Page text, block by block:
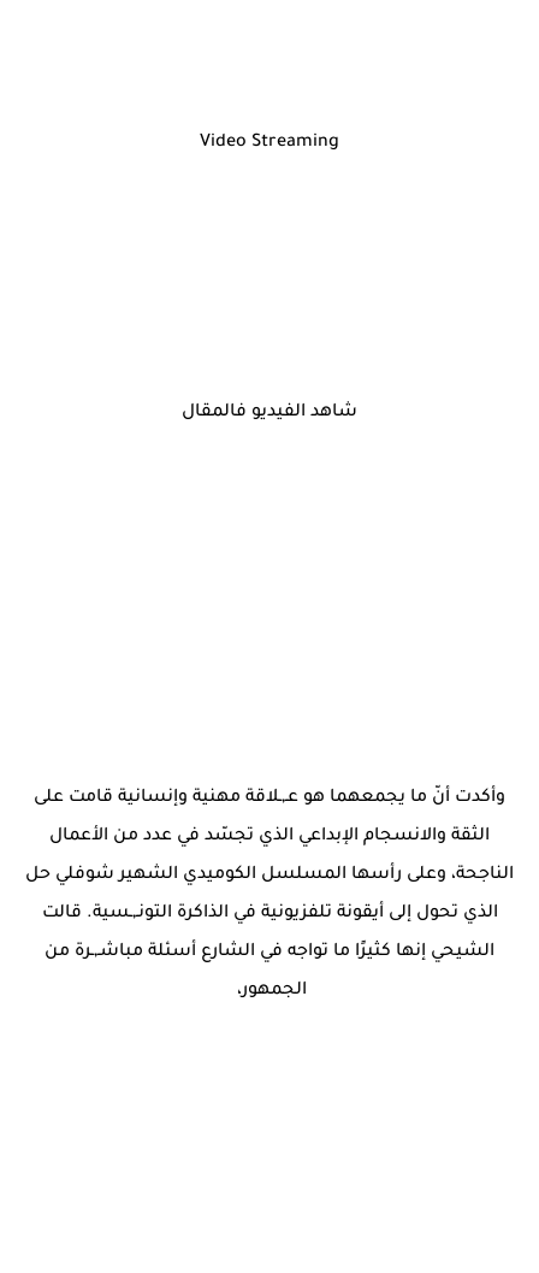
Video Streaming
شاهد الفيديو فالمقال
وأكدت أنّ ما يجمعهما هو عـ,ـلاقة مهنية وإنسانية قامت على
الثقة والانسجام الإبداعي الذي تجسّد في عدد من الأعمال
الناجحة، وعلى رأسها المسلسل الكوميدي الشهير شوفلي حل
الذي تحول إلى أيقونة تلفزيونية في الذاكرة التونـ,ـسية. قالت
الشيحي إنها كثيرًا ما تواجه في الشارع أسئلة مباشـ,ـرة من
الجمهور،